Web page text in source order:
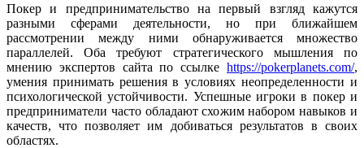
Покер и предпринимательство на первый взгляд кажутся
разными сферами деятельности, но при ближайшем
рассмотрении между ними обнаруживается множество
параллелей. Оба требуют стратегического мышления по
мнению экспертов сайта по ссылке https://pokerplanets.com/,
умения принимать решения в условиях неопределенности и
психологической устойчивости. Успешные игроки в покер и
предприниматели часто обладают схожим набором навыков и
качеств, что позволяет им добиваться результатов в своих
областях.